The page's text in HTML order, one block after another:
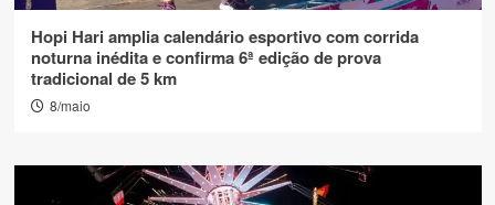
Hopi Hari amplia calendário esportivo com corrida
noturna inédita e confirma 6ª edição de prova
tradicional de 5 km
8/maio